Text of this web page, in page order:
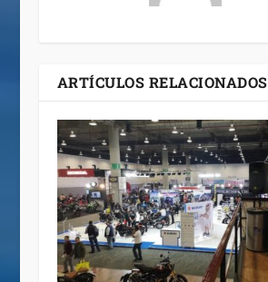
ARTÍCULOS RELACIONADOS